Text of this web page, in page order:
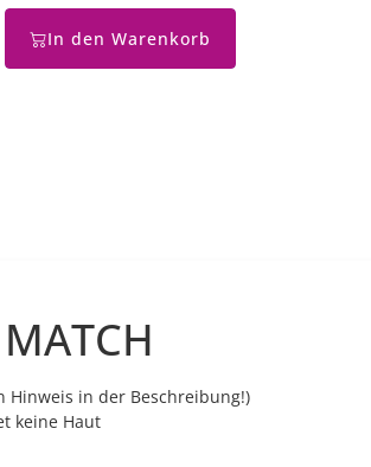
In den Warenkorb
Hinweis in der Beschreibung!)
keine Haut